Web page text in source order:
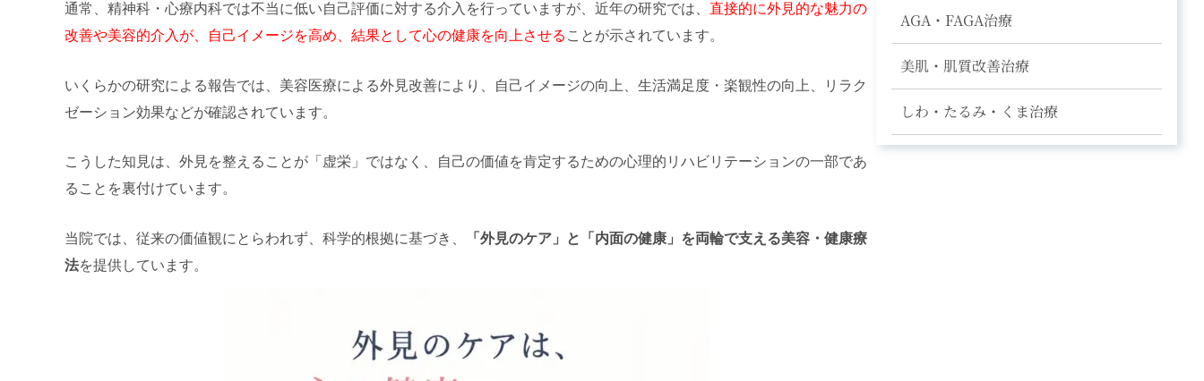
通常、精神科・心療内科では不当に低い自己評価に対する介入を行っていますが、近年の研究では、直接的に外見的な魅力の
改善や美容的介入が、自己イメージを高め、結果として心の健康を向上させる ことが示されています。
いくらかの研究による報告では、美容医療による外見改善により、自己イメージの向上、生活満足度・楽観性の向上、リラク
ゼーション効果などが確認されています。
こうした知見は、外見を整えることが「虚栄」ではなく、自己の価値を肯定するための心理的リハビリテーションの一部であ
ることを裏付けています。
当院では、従来の価値観にとらわれず、科学的根拠に基づき、
「外見のケア」と「内面の健康」を両輪で支える美容・健康療
法を提供しています。
AGA・FAGA治療
美肌・肌質改善治療
しわ・たるみ・くま治療